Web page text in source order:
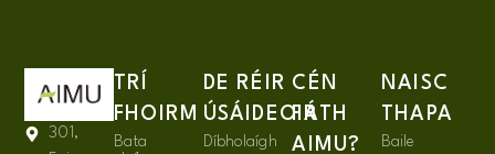
301,
TRÍ
FHOIRM
Bata
DE RÉIR
ÚSÁIDEOIR
Díbholaígh
CÉN
FÁTH
AIMU?
NAISC
THAPA
Baile